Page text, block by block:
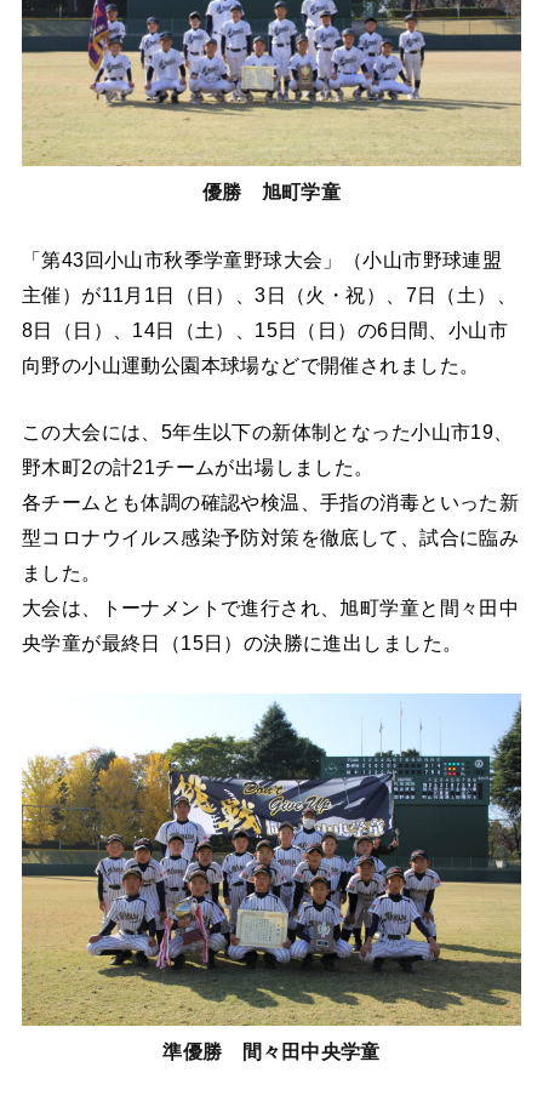
優勝 旭町学童
「第43回小山市秋季学童野球大会」（小山市野球連盟
主催）が11月1日（日）、3日（火・祝）、7日（土）、
8日（日）、14日（土）、15日（日）の6日間、小山市
向野の小山運動公園本球場などで開催されました。
この大会には、5年生以下の新体制となった小山市19、
野木町2の計21チームが出場しました。
各チームとも体調の確認や検温、手指の消毒といった新
型コロナウイルス感染予防対策を徹底して、試合に臨み
ました。
大会は、トーナメントで進行され、旭町学童と間々田中
央学童が最終日（15日）の決勝に進出しました。
準優勝 間々田中央学童